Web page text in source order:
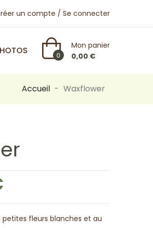
un compte / Se connecter
0
Mon panier
0,00 €
Accueil Waxflower
petites fleurs blanches et au